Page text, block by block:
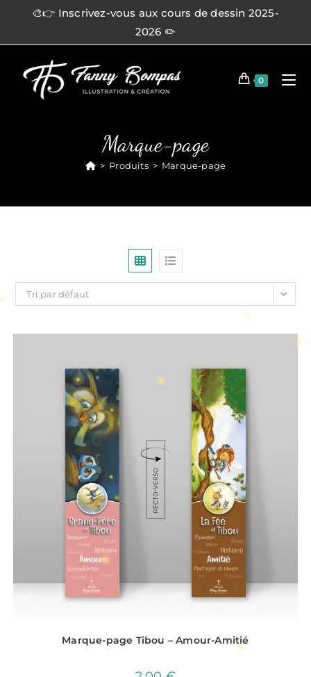
🎨👉 Inscrivez-vous aux cours de dessin 2025-
2026 ✏️
0
Marque-page
> Produits > Marque-page
Tri par défaut
Marque-page Tibou – Amour-Amitié